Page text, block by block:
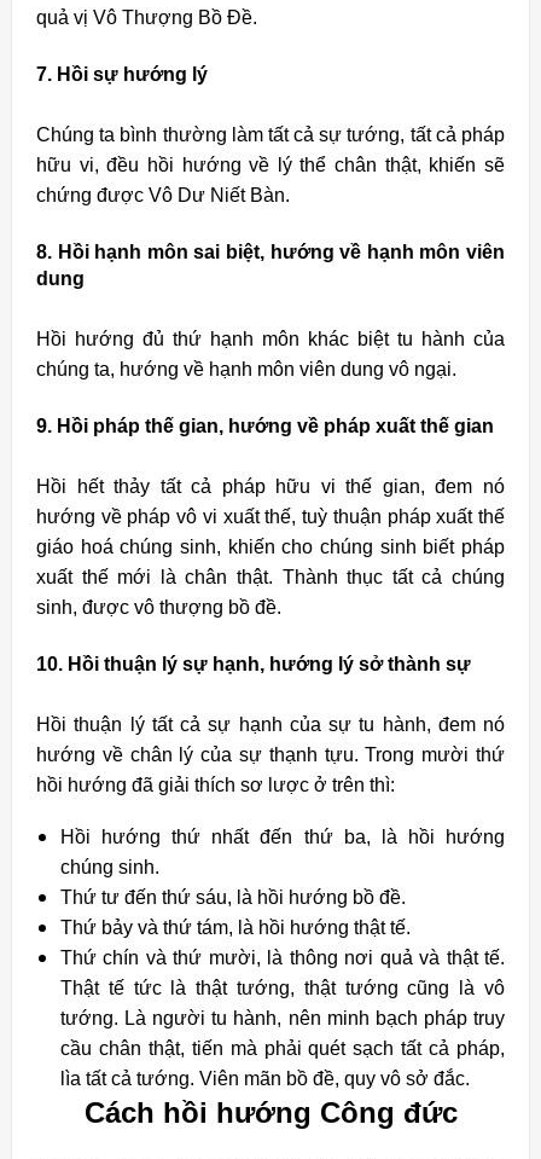
quả vị Vô Thượng Bồ Ðề.
7. Hồi sự hướng lý
Chúng ta bình thường làm tất cả sự tướng, tất cả pháp
hữu vi, đều hồi hướng về lý thể chân thật, khiến sẽ
chứng được Vô Dư Niết Bàn.
8. Hồi hạnh môn sai biệt, hướng về hạnh môn viên
dung
Hồi hướng đủ thứ hạnh môn khác biệt tu hành của
chúng ta, hướng về hạnh môn viên dung vô ngại.
9. Hồi pháp thế gian, hướng về pháp xuất thế gian
Hồi hết thảy tất cả pháp hữu vi thế gian, đem nó
hướng về pháp vô vi xuất thế, tuỳ thuận pháp xuất thế
giáo hoá chúng sinh, khiến cho chúng sinh biết pháp
xuất thế mới là chân thật. Thành thục tất cả chúng
sinh, được vô thượng bồ đề.
10. Hồi thuận lý sự hạnh, hướng lý sở thành sự
Hồi thuận lý tất cả sự hạnh của sự tu hành, đem nó
hướng về chân lý của sự thạnh tựu. Trong mười thứ
hồi hướng đã giải thích sơ lược ở trên thì:
Hồi hướng thứ nhất đến thứ ba, là hồi hướng
chúng sinh.
Thứ tư đến thứ sáu, là hồi hướng bồ đề.
Thứ bảy và thứ tám, là hồi hướng thật tế.
Thứ chín và thứ mười, là thông nơi quả và thật tế.
Thật tế tức là thật tướng, thật tướng cũng là vô
tướng. Là người tu hành, nên minh bạch pháp truy
cầu chân thật, tiến mà phải quét sạch tất cả pháp,
lìa tất cả tướng. Viên mãn bồ đề, quy vô sở đắc.
Cách hồi hướng Công đức